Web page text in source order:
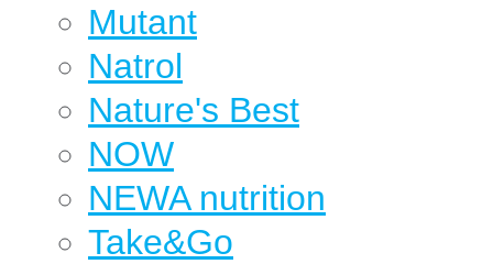
Mutant
Natrol
Nature's Best
NOW
NEWA nutrition
Take&Go